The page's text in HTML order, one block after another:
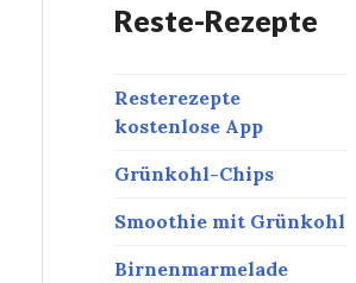
Reste-Rezepte
Resterezepte
kostenlose App
Grünkohl-Chips
Smoothie mit Grünkohl
Birnenmarmelade